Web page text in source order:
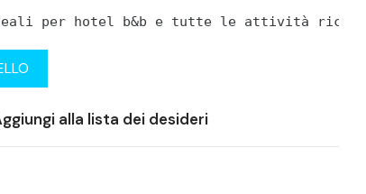
per hotel b&b e tutte le attività
alla lista dei desideri